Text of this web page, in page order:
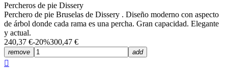
Percheros de pie Dissery
Perchero de pie Bruselas de Dissery . Diseño moderno con aspecto
de árbol donde cada rama es una percha. Gran capacidad. Elegante
y actual.
240,37 €-20%300,47 €
remove add
